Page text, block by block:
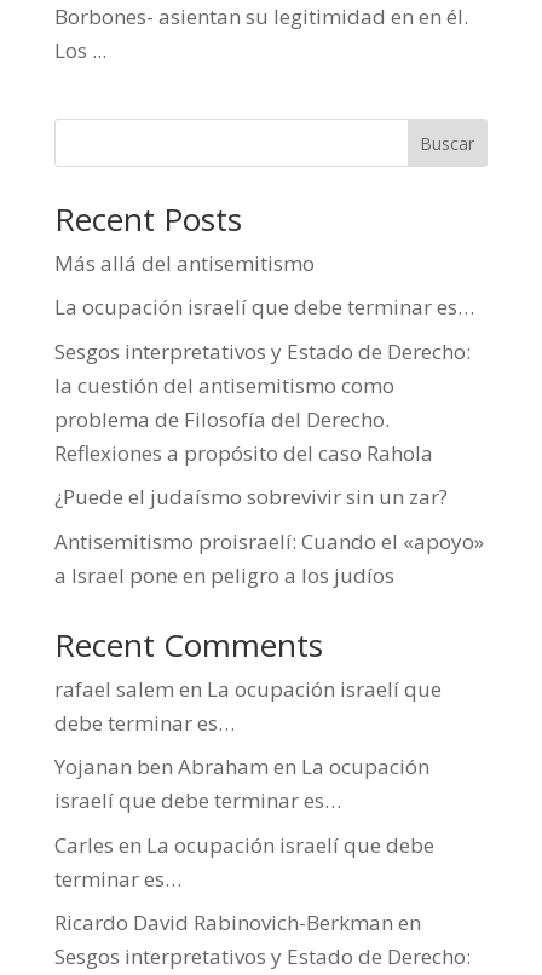
Borbones- asientan su legitimidad en en él.
Los ...
Buscar
Recent Posts
Más allá del antisemitismo
La ocupación israelí que debe terminar es…
Sesgos interpretativos y Estado de Derecho:
la cuestión del antisemitismo como
problema de Filosofía del Derecho.
Reflexiones a propósito del caso Rahola
¿Puede el judaísmo sobrevivir sin un zar?
Antisemitismo proisraelí: Cuando el «apoyo»
a Israel pone en peligro a los judíos
Recent Comments
rafael salem en La ocupación israelí que
debe terminar es…
Yojanan ben Abraham en La ocupación
israelí que debe terminar es…
Carles en La ocupación israelí que debe
terminar es…
Ricardo David Rabinovich-Berkman en
Sesgos interpretativos y Estado de Derecho: